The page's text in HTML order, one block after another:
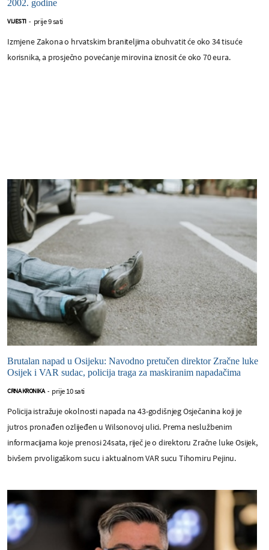
2002. godine
VIJESTI - prije 9 sati
Izmjene Zakona o hrvatskim braniteljima obuhvatit će oko 34 tisuće
korisnika, a prosječno povećanje mirovina iznosit će oko 70 eura.
Brutalan napad u Osijeku: Navodno pretučen direktor Zračne luke
Osijek i VAR sudac, policija traga za maskiranim napadačima
CRNA KRONIKA - prije 10 sati
Policija istražuje okolnosti napada na 43-godišnjeg Osječanina koji je
jutros pronađen ozlijeđen u Wilsonovoj ulici. Prema neslužbenim
informacijama koje prenosi 24sata, riječ je o direktoru Zračne luke Osijek,
bivšem prvoligaškom sucu i aktualnom VAR sucu Tihomiru Pejinu.